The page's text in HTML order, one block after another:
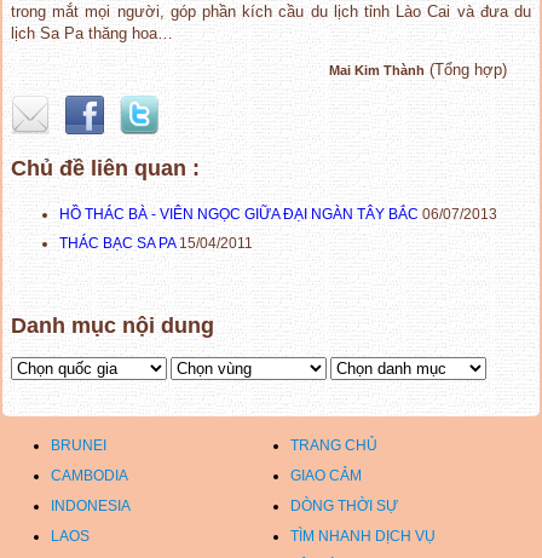
trong mắt mọi người, góp phần kích cầu du lịch tỉnh Lào Cai và đưa du
lịch Sa Pa thăng hoa…
Mai Kim Thành (Tổng hợp)
Chủ đề liên quan :
HỒ THÁC BÀ - VIÊN NGỌC GIỮA ĐẠI NGÀN TÂY BẮC 06/07/2013
THÁC BẠC SA PA15/04/2011
Danh mục nội dung
BRUNEI
TRANG CHỦ
CAMBODIA
GIAO CẢM
INDONESIA
DÒNG THỜI SỰ
LAOS
TÌM NHANH DỊCH VỤ